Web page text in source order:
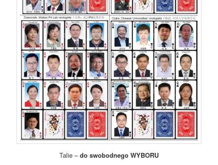
Talie –do swobodnego WYBORU